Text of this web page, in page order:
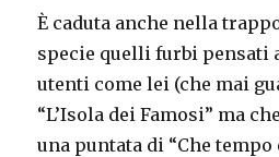
È caduta anche nella
specie quelli furbi pensati
utenti come lei (che mai
“L’Isola dei Famosi” ma
una puntata di “Che tempo